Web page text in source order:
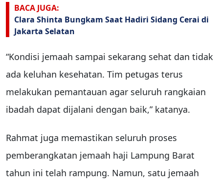
BACA JUGA:
Clara Shinta Bungkam Saat Hadiri Sidang Cerai di
Jakarta Selatan
“Kondisi jemaah sampai sekarang sehat dan tidak
ada keluhan kesehatan. Tim petugas terus
melakukan pemantauan agar seluruh rangkaian
ibadah dapat dijalani dengan baik,” katanya.
Rahmat juga memastikan seluruh proses
pemberangkatan jemaah haji Lampung Barat
tahun ini telah rampung. Namun, satu jemaah